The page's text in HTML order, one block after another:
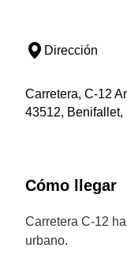
Dirección
Carretera, C-12
43512, Benifallet,
Cómo llegar
Carretera C-12
urbano.